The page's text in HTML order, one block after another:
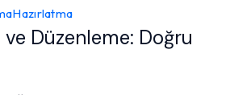
Hazırlatma
ve Düzenleme: Doğru